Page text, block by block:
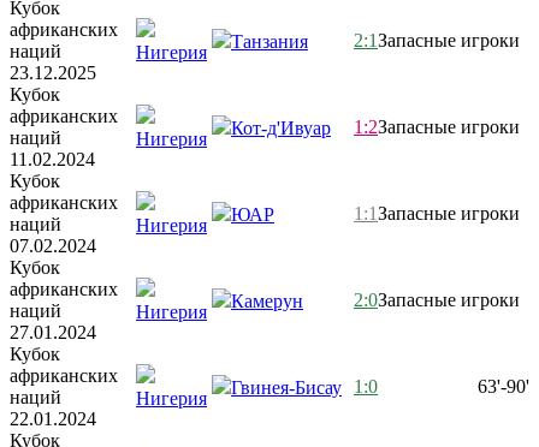
Кубок
африканских
наций
23.12.2025
Нигерия
Танзания 2:1Запасные игроки
Кубок
африканских
наций
11.02.2024
Нигерия
Кот-д'Ивуар 1:2Запасные игроки
Кубок
африканских
наций
07.02.2024
Нигерия
ЮАР 1:1Запасные игроки
Кубок
африканских
наций
27.01.2024
Нигерия
Камерун 2:0Запасные игроки
Кубок
африканских
наций
22.01.2024
Нигерия
Гвинея-Бисау 1:0 63'-90'
Кубок